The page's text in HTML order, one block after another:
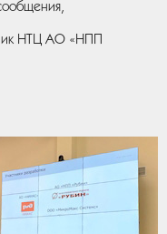
НТЦ АО «НПП